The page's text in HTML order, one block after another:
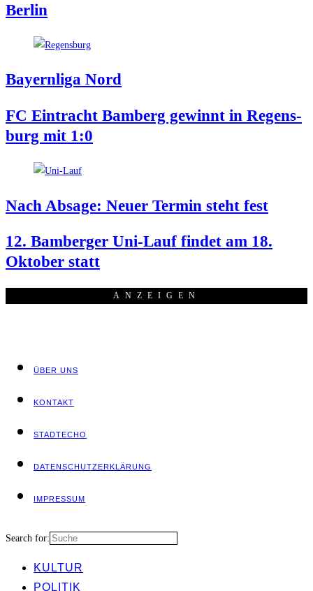
Berlin
Bay­ern­li­ga Nord
FC Ein­tracht Bam­berg gewinnt in Regens­
burg mit 1:0
Nach Absa­ge: Neu­er Ter­min steht fest
12. Bam­ber­ger Uni-Lauf fin­det am 18.
Okto­ber statt
ANZEI­GEN
ÜBER UNS
KON­TAKT
STADT­ECHO
DATEN­SCHUTZ­ER­KLÄ­RUNG
IMPRES­SUM
Search for:
KUL­TUR
POLI­TIK